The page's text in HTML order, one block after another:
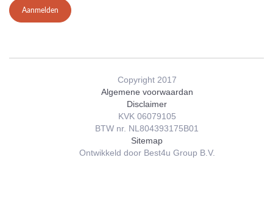
Aanmelden
Copyright 2017
Algemene voorwaardan
Disclaimer
KVK 06079105
BTW nr. NL804393175B01
Sitemap
Ontwikkeld door Best4u Group B.V.